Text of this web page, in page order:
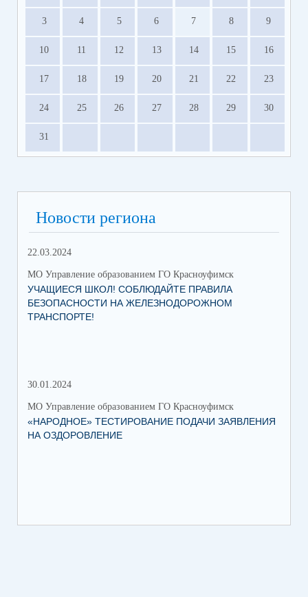
3 4 5 6 7 8 9
10 11 12 13 14 15 16
17 18 19 20 21 22 23
24 25 26 27 28 29 30
31
Новости региона
22.03.2024
МО Управление образованием ГО Красноуфимск
УЧАЩИЕСЯ ШКОЛ! СОБЛЮДАЙТЕ ПРАВИЛА
БЕЗОПАСНОСТИ НА ЖЕЛЕЗНОДОРОЖНОМ
ТРАНСПОРТЕ!
30.01.2024
МО Управление образованием ГО Красноуфимск
«НАРОДНОЕ» ТЕСТИРОВАНИЕ ПОДАЧИ ЗАЯВЛЕНИЯ
НА ОЗДОРОВЛЕНИЕ